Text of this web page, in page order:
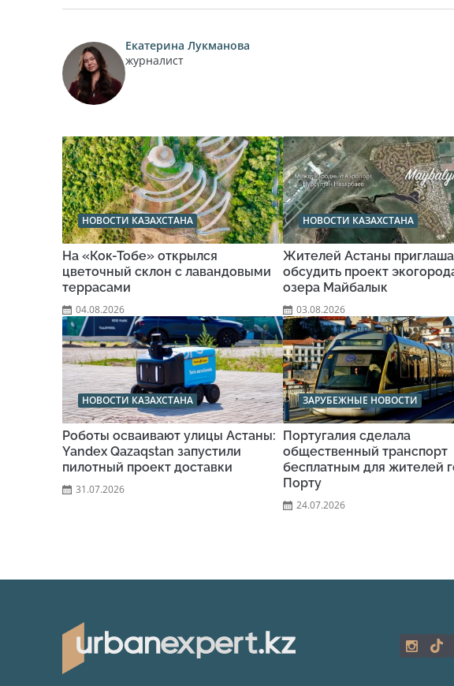
Екатерина Лукманова
журналист
НОВОСТИ КАЗАХСТАНА
На «Кок-Тобе» открылся
цветочный склон с лавандовыми
террасами
04.08.2026
НОВОСТИ КАЗАХСТАНА
Жителей Астаны
обсудить проект
озера Майбалык
03.08.2026
НОВОСТИ КАЗАХСТАНА
Роботы осваивают улицы Астаны:
Yandex Qazaqstan запустили
пилотный проект доставки
31.07.2026
ЗАРУБЕЖНЫЕ НОВОСТИ
Португалия сделала
общественный транспорт
бесплатным для жителей
Порту
24.07.2026